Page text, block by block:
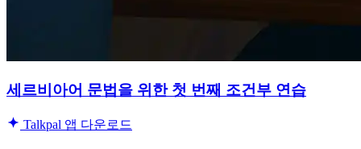
세르비아어 문법을 위한 첫 번째 조건부 연습
Talkpal 앱 다운로드